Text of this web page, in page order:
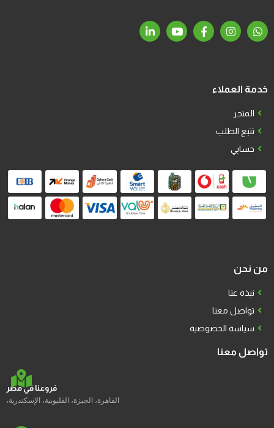
خدمة العملاء
المتجر
تتبع الطلب
حسابي
من نحن
نبذه عنا
تواصل معنا
سياسة الخصوصية
تواصل معنا
فروعنا في مصر
القاهرة، الجيزة، القليوبية، الإسكندرية،